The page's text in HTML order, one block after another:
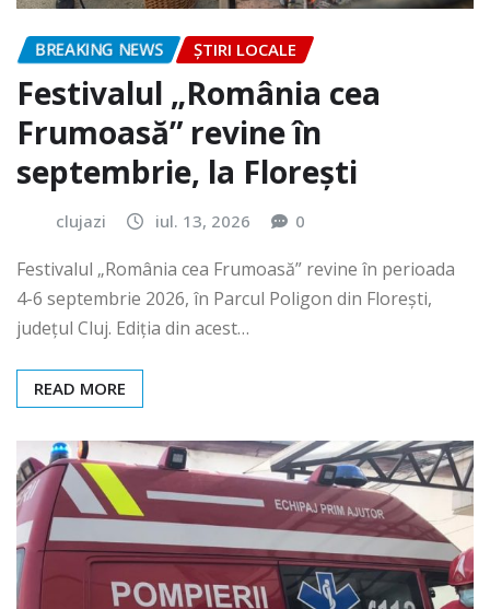
BREAKING NEWS ȘTIRI LOCALE
Festivalul „România cea
Frumoasă” revine în
septembrie, la Florești
clujazi iul. 13, 2026 0
Festivalul „România cea Frumoasă” revine în perioada
4-6 septembrie 2026, în Parcul Poligon din Floreşti,
județul Cluj. Ediția din acest…
READ MORE